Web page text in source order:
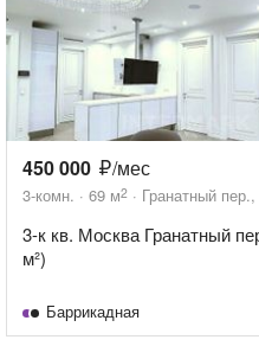
450 000 /мес
3-комн. 69 м2 Гранатный
3-к кв. Москва Гранатный
м²)
Баррикадная